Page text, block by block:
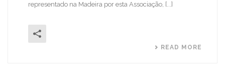
representado na Madeira por esta Associação, [...]
READ MORE